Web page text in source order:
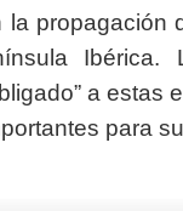
la propagación
a estas
para